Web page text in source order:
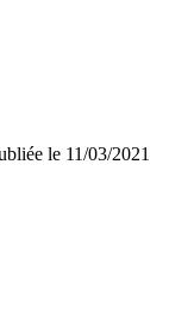
le 11/03/2021